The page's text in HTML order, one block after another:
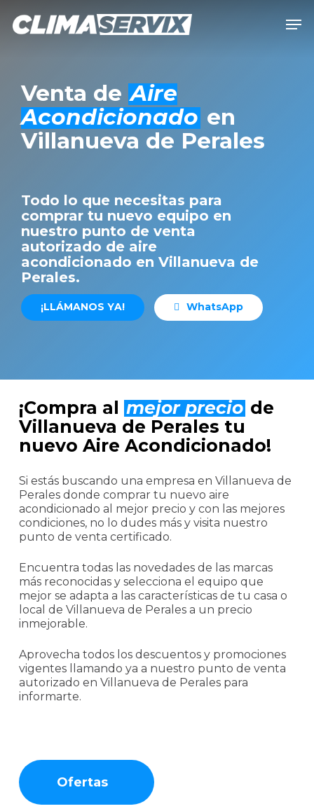
Venta de Aire
Acondicionado en
Villanueva de Perales
Todo lo que necesitas para
comprar tu nuevo equipo en
nuestro punto de venta
autorizado de aire
acondicionado en Villanueva de
Perales.
¡LLÁMANOS YA! WhatsApp
¡Compra al mejor precio de
Villanueva de Perales tu
nuevo Aire Acondicionado!
Si estás buscando una empresa en Villanueva de
Perales donde comprar tu nuevo aire
acondicionado al mejor precio y con las mejores
condiciones, no lo dudes más y visita nuestro
punto de venta certificado.
Encuentra todas las novedades de las marcas
más reconocidas y selecciona el equipo que
mejor se adapta a las características de tu casa o
local de Villanueva de Perales a un precio
inmejorable.
Aprovecha todos los descuentos y promociones
vigentes llamando ya a nuestro punto de venta
autorizado en Villanueva de Perales para
informarte.
Ofertas